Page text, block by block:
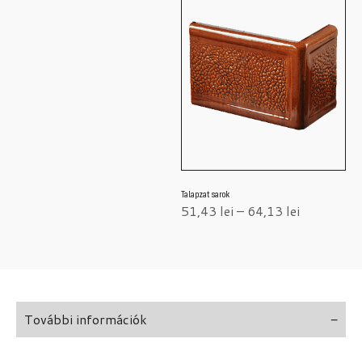
Talapzat sarok
51,43 lei – 64,13 lei
További információk